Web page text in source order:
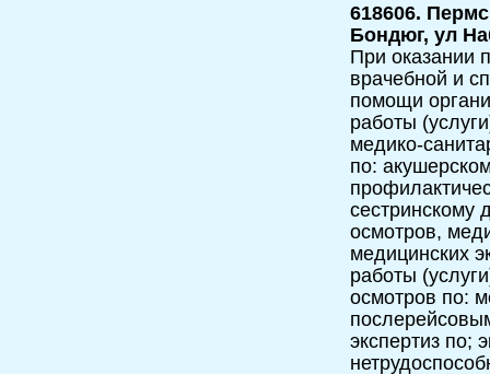
618606.
Бондюг, ул
При оказании
врачебной и
помощи
работы
медико-
по:
сестринскому
осмотров,
медицинских
работы
осмотров по:
экспертиз по;